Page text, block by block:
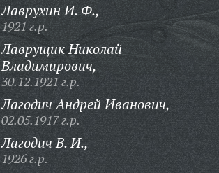
Лаврухин И. Ф.,
1921 г.р.
Лаврущик Николай
Владимирович,
30.12.1921 г.р.
Лагодич Андрей Иванович,
02.05.1917 г.р.
Лагодич В. И.,
1926 г.р.